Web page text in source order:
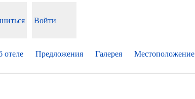
Войти
отеле Предложения Галерея Местоположение